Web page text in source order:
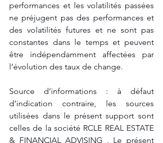
performances et les volatilités passées
ne préjugent pas des performances et
des volatilités futures et ne sont pas
constantes dans le temps et peuvent
être indépendamment affectées par
l’évolution des taux de change.
Source d’informations : à défaut
d’indication contraire, les sources
utilisées dans le présent support sont
celles de la société RCLE REAL ESTATE
& FINANCIAL ADVISING . Le présent